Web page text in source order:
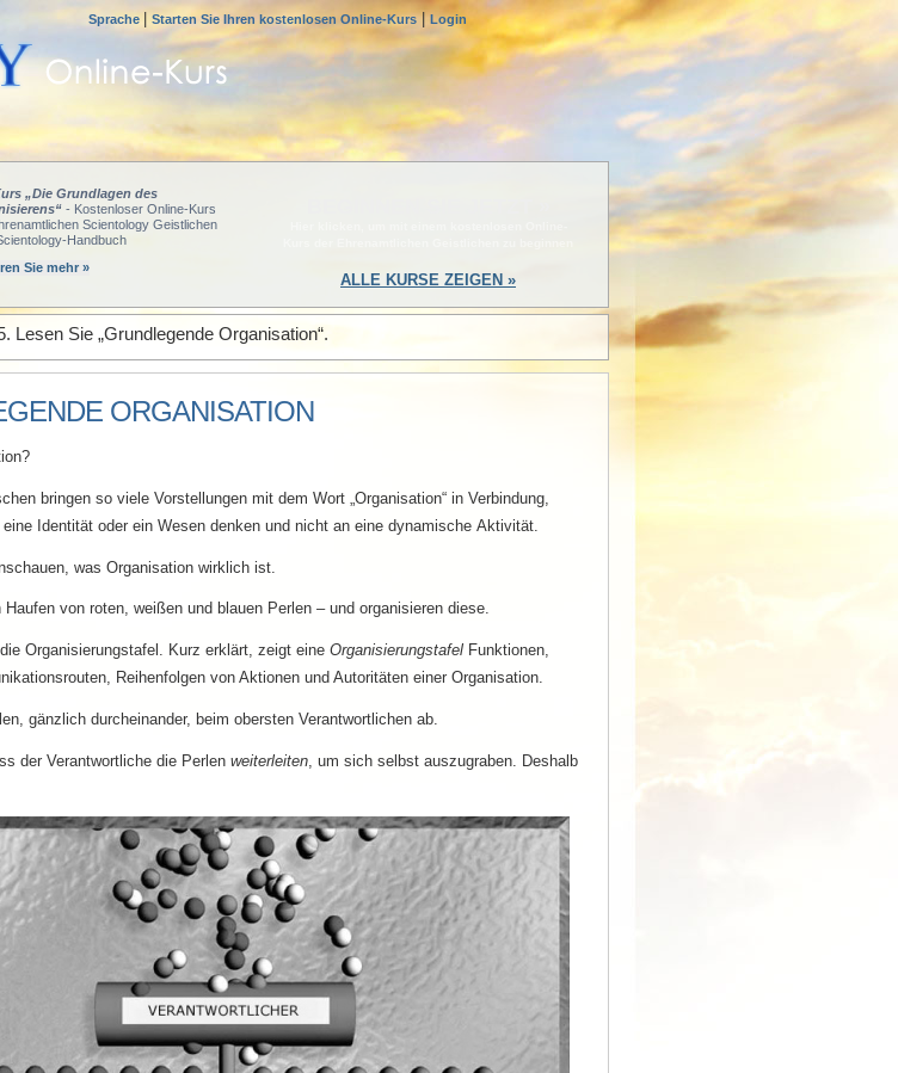
Sprache Starten Sie Ihren kostenlosen Online-Kurs | Login
„Die Grundlagen des
- Kostenloser Online-Kurs
Scientology Geistlichen
Handbuch
Sie mehr »
ALLE KURSE ZEIGEN »
Lesen Sie „Grundlegende Organisation“.
ORGANISATION
bringen so viele Vorstellungen mit dem Wort „Organisation“ in Verbindung,
Identität oder ein Wesen denken und nicht an eine dynamische Aktivität.
was Organisation wirklich ist.
Haufen von roten, weißen und blauen Perlen – und organisieren diese.
Organisierungstafel. Kurz erklärt, zeigt eine Organisierungstafel Funktionen,
Reihenfolgen von Aktionen und Autoritäten einer Organisation.
gänzlich durcheinander, beim obersten Verantwortlichen ab.
der Verantwortliche die Perlen weiterleiten , um sich selbst auszugraben. Deshalb